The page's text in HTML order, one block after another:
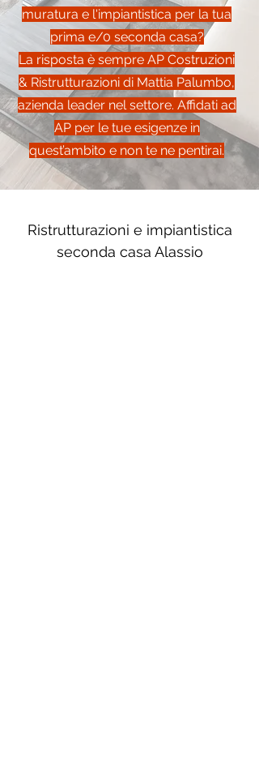
muratura e l'impiantistica per la tua
prima e/0 seconda casa?
La risposta è sempre AP Costruzioni
& Ristrutturazioni di Mattia Palumbo,
azienda leader nel settore. Affidati ad
AP per le tue esigenze in
quest’ambito e non te ne pentirai.
Ristrutturazioni e impiantistica
seconda casa Alassio